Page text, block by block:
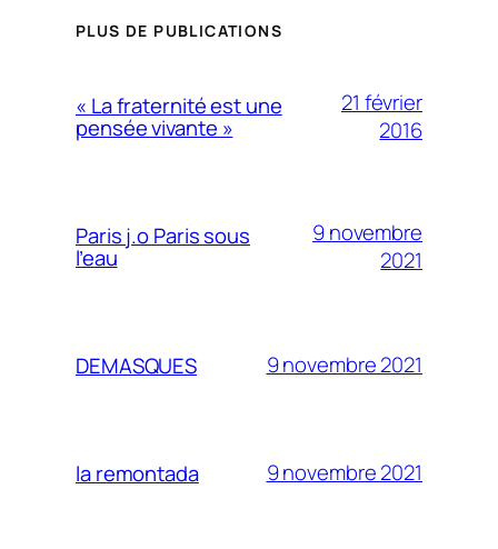
PLUS DE PUBLICATIONS
« La fraternité est une
pensée vivante »
21 février
2016
Paris j.o Paris sous
l’eau
9 novembre
2021
DEMASQUES 9 novembre 2021
la remontada 9 novembre 2021